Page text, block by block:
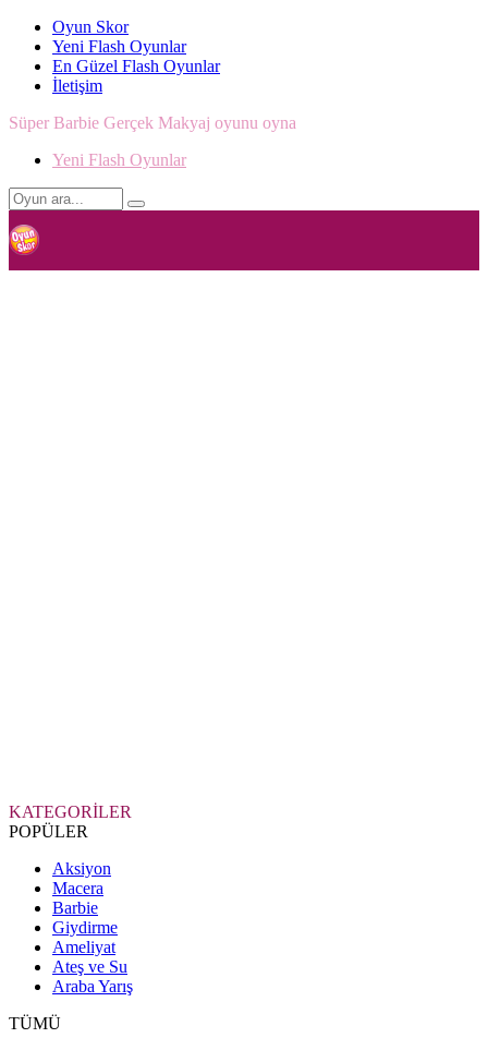
Oyun Skor
Yeni Flash Oyunlar
En Güzel Flash Oyunlar
İletişim
Süper Barbie Gerçek Makyaj oyunu oyna
Yeni Flash Oyunlar
KATEGORİLER
POPÜLER
Aksiyon
Macera
Barbie
Giydirme
Ameliyat
Ateş ve Su
Araba Yarış
TÜMÜ